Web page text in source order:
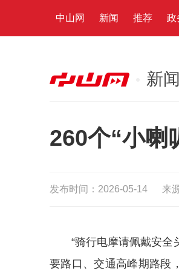
中山网 新闻 推荐 政
新
260个“小喇
发布时间：2026-05-14 来
“骑行电摩请佩戴安全
要路口、交通高峰期路段